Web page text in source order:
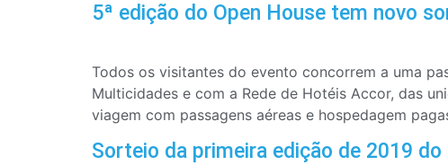
5ª edição do Open House tem novo
Todos os visitantes do evento concorrem a uma
Multicidades e com a Rede de Hotéis Accor, das
viagem com passagens aéreas e hospedagem
Sorteio da primeira edição de 2019